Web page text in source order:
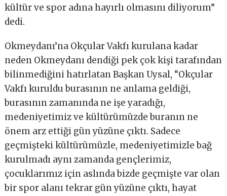
kültür ve spor adına hayırlı olmasını diliyorum”
dedi.
Okmeydanı’na Okçular Vakfı kurulana kadar
neden Okmeydanı dendiği pek çok kişi tarafından
bilinmediğini hatırlatan Başkan Uysal, “Okçular
Vakfı kuruldu burasının ne anlama geldiği,
burasının zamanında ne işe yaradığı,
medeniyetimiz ve kültürümüzde buranın ne
önem arz ettiği gün yüzüne çıktı. Sadece
geçmişteki kültürümüzle, medeniyetimizle bağ
kurulmadı aynı zamanda gençlerimiz,
çocuklarımız için aslında bizde geçmişte var olan
bir spor alanı tekrar gün yüzüne çıktı, hayat